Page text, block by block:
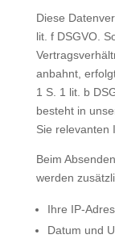
Diese
lit. f DSGVO.
anbahnt,
1 S. 1 lit. b
besteht in
Sie relevanten
Beim
werden
Ihre IP-
Datum und